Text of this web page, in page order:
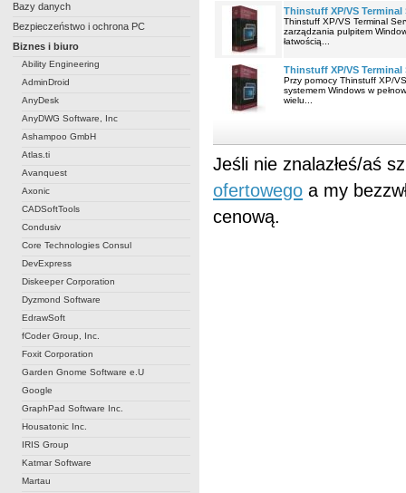
Bazy danych
Bezpieczeństwo i ochrona PC
Biznes i biuro
Ability Engineering
AdminDroid
AnyDesk
AnyDWG Software, Inc
Ashampoo GmbH
Atlas.ti
Avanquest
Axonic
CADSoftTools
Condusiv
Core Technologies Consul
DevExpress
Diskeeper Corporation
Dyzmond Software
EdrawSoft
fCoder Group, Inc.
Foxit Corporation
Garden Gnome Software e.U
Google
GraphPad Software Inc.
Housatonic Inc.
IRIS Group
Katmar Software
Martau
Thinstuff XP/VS Terminal
Thinstuff XP/VS Terminal
zarządzania pulpitem
łatwością...
Thinstuff XP/VS Terminal
Przy pomocy Thinstuff XP/
systemem Windows w
wielu...
Jeśli nie znalazłeś/aś
ofertowego a my
cenową.